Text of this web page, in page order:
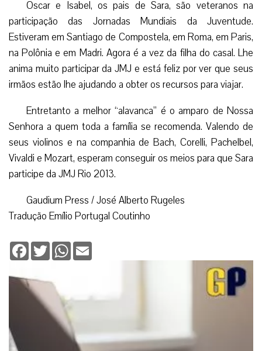
Oscar e Isabel, os pais de Sara, são veteranos na
participação das Jornadas Mundiais da Juventude.
Estiveram em Santiago de Compostela, em Roma, em Paris,
na Polônia e em Madri. Agora é a vez da filha do casal. Lhe
anima muito participar da JMJ e está feliz por ver que seus
irmãos estão lhe ajudando a obter os recursos para viajar.
Entretanto a melhor “alavanca” é o amparo de Nossa
Senhora a quem toda a família se recomenda. Valendo de
seus violinos e na companhia de Bach, Corelli, Pachelbel,
Vivaldi e Mozart, esperam conseguir os meios para que Sara
participe da JMJ Rio 2013.
Gaudium Press / José Alberto Rugeles
Tradução Emílio Portugal Coutinho
Facebook
TwitterWhatsApp